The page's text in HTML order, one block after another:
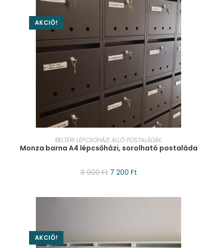
AKCIÓ!
KOSÁRBA TESZEM
BELTÉRI LÉPCSŐHÁZI ÁLLÓ POSTALÁDÁK
Monza barna A4 lépcsőházi, sorolható postaláda
8 900Ft 7 200 Ft
AKCIÓ!